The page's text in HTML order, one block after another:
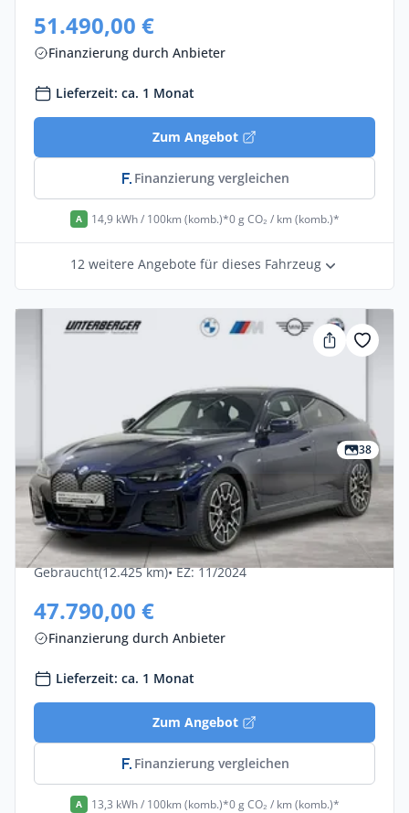
51.490,00 €
Finanzierung durch Anbieter
Lieferzeit: ca. 1 Monat
Zum Angebot
Finanzierung vergleichen
A 14,9 kWh / 100km (komb.)*0 g CO₂ / km (komb.)*
12 weitere Angebote für dieses Fahrzeug
38
Privat & Gewerbe
Bmw I4 EDrive40 5dr
Elektro •Automatik •340 PS (250 kW)
Gebraucht(12.425 km)• EZ: 11/2024
47.790,00 €
Finanzierung durch Anbieter
Lieferzeit: ca. 1 Monat
Zum Angebot
Finanzierung vergleichen
A 13,3 kWh / 100km (komb.)*0 g CO₂ / km (komb.)*